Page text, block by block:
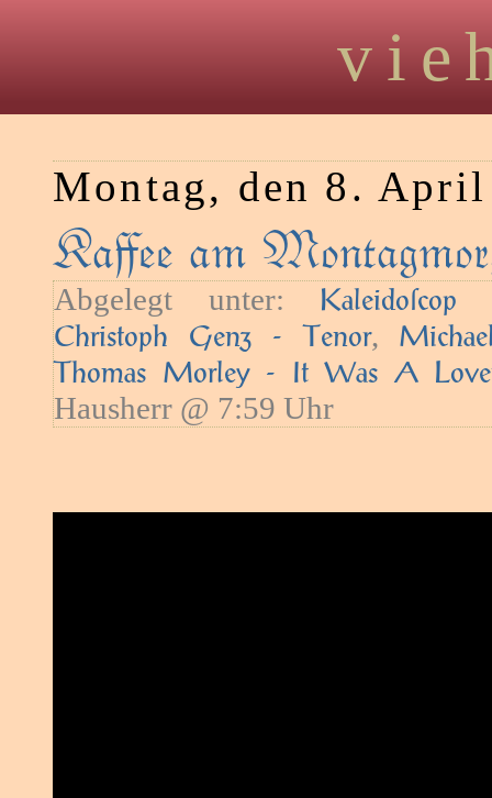
Montag, den 8.
Kaﬀee am
Abgelegt unter: Kaleidoſcop
Christoph Genz - Tenor,
Thomas Morley - It Was A
Hausherr @ 7:59 Uhr